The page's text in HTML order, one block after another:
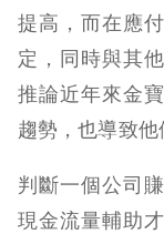
提高，而在應
定，同時與其
推論近年來金
趨勢，也導致他
判斷一個公司
現金流量輔助